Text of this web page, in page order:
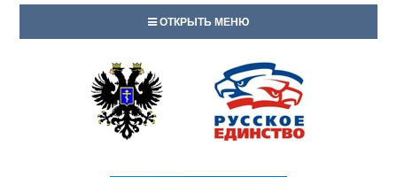
ОТКРЫТЬ МЕНЮ